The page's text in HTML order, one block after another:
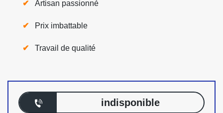
Artisan passionné
Prix imbattable
Travail de qualité
indisponible